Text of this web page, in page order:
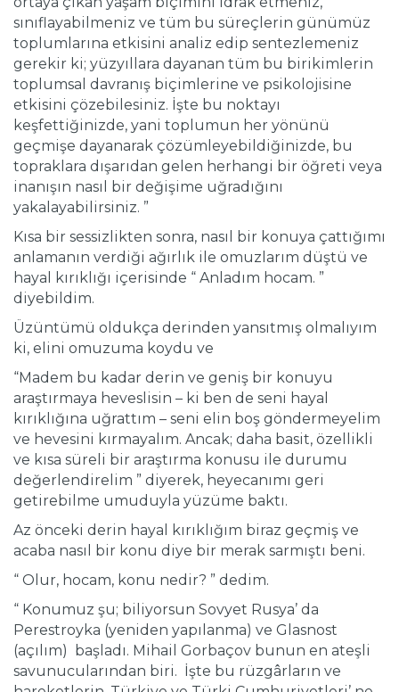
sınıflayabilmeniz ve tüm bu süreçlerin günümüz
toplumlarına etkisini analiz edip sentezlemeniz
gerekir ki; yüzyıllara dayanan tüm bu birikimlerin
toplumsal davranış biçimlerine ve psikolojisine
etkisini çözebilesiniz. İşte bu noktayı
keşfettiğinizde, yani toplumun her yönünü
geçmişe dayanarak çözümleyebildiğinizde, bu
topraklara dışarıdan gelen herhangi bir öğreti veya
inanışın nasıl bir değişime uğradığını
yakalayabilirsiniz. ”
Kısa bir sessizlikten sonra, nasıl bir konuya çattığımı
anlamanın verdiği ağırlık ile omuzlarım düştü ve
hayal kırıklığı içerisinde “ Anladım hocam. ”
diyebildim.
Üzüntümü oldukça derinden yansıtmış olmalıyım
ki, elini omuzuma koydu ve
“Madem bu kadar derin ve geniş bir konuyu
araştırmaya heveslisin – ki ben de seni hayal
kırıklığına uğrattım – seni elin boş göndermeyelim
ve hevesini kırmayalım. Ancak; daha basit, özellikli
ve kısa süreli bir araştırma konusu ile durumu
değerlendirelim ” diyerek, heyecanımı geri
getirebilme umuduyla yüzüme baktı.
Az önceki derin hayal kırıklığım biraz geçmiş ve
acaba nasıl bir konu diye bir merak sarmıştı beni.
“ Olur, hocam, konu nedir? ” dedim.
“ Konumuz şu; biliyorsun Sovyet Rusya’ da
Perestroyka (yeniden yapılanma) ve Glasnost
(açılım) başladı. Mihail Gorbaçov bunun en ateşli
savunucularından biri. İşte bu rüzgârların ve